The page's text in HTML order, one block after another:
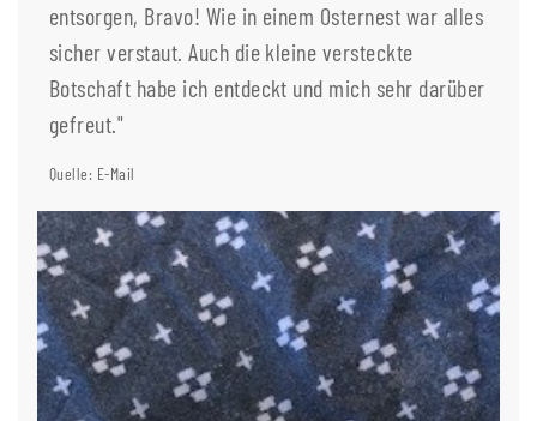
entsorgen, Bravo! Wie in einem Osternest war alles
sicher verstaut. Auch die kleine versteckte
Botschaft habe ich entdeckt und mich sehr darüber
gefreut."
Quelle: E-Mail